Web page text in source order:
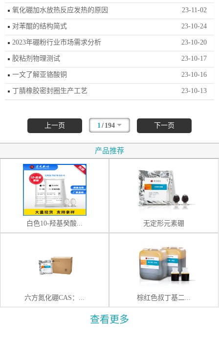
氧化硼加水放热反应发热的原因 23-11-02
对苯醌的结构简式 23-10-24
2023年硼粉行业市场需求分析 23-10-20
胶粘剂物理测试 23-10-17
一文了解亚铬酸铜 23-10-16
丁腈橡胶密封圈生产工艺 23-10-13
上一页 1 / 194 下一页
产品推荐
白色10-羟基癸酸... 无定形元素硼
六方氮化硼CAS：... 棕红色叔丁基二...
查看更多